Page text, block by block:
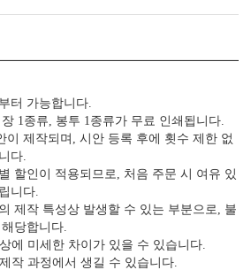
도 드로잉 무료 지원
구 위치까지 안내하세요.
지켜드립니다.
, 봉투 인쇄 무료
선택 여부와 봉투 인쇄 지원 여부까지
세요.
터 가능합니다.
1종류, 봉투 1종류가 무료 인쇄됩니다.
이 제작되며, 시안 등록 후에 횟수 제한 없
다.
할인이 적용되므로, 처음 주문 시 여유 있
니다.
제작 특성상 발생할 수 있는 부분으로, 불
당합니다.
에 미세한 차이가 있을 수 있습니다.
작 과정에서 생길 수 있습니다.